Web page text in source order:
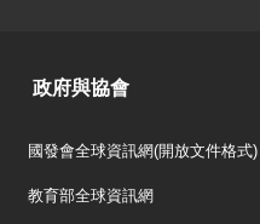
政府與協會
國發會全球資訊網(開放文件格式)
教育部全球資訊網